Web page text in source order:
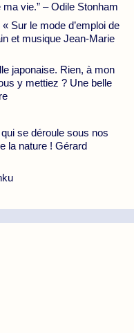
vie.” – Odile Stonham
Sur le mode d’emploi de
et musique Jean-Marie
japonaise. Rien, à mon
y mettiez ? Une belle
se déroule sous nos
la nature ! Gérard